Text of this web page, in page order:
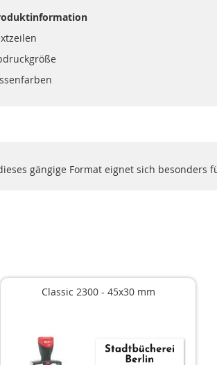
gängige Format eignet sich besonders
Classic 2300 - 45x30 mm